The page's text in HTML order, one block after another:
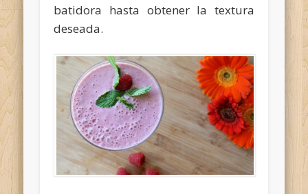
batidora hasta obtener la textura
deseada.